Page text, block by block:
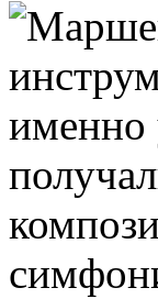
именно